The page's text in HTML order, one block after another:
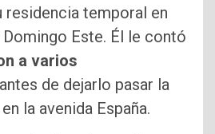
residencia temporal en
Este. Él le contó
a varios
antes de dejarlo pasar la
la avenida España.